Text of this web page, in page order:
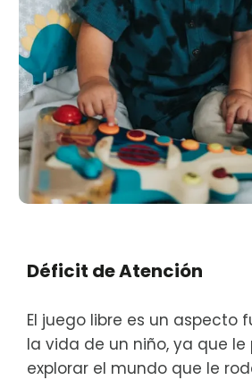
Déficit de Atención
El juego libre es un aspecto
la vida de un niño, ya que le
explorar el mundo que le